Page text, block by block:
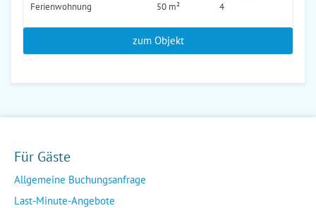
Ferienwohnung 50 m² 4
zum Objekt
Für Gäste
Allgemeine Buchungsanfrage
Last-Minute-Angebote